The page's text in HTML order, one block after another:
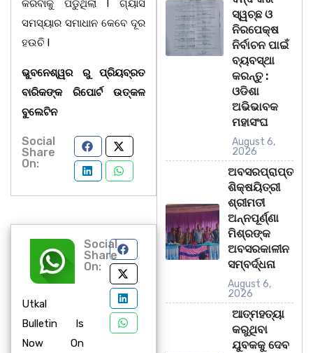
କରିବାକୁ ପଡୁଥିଲା l ଗ୍ୟାସ
ସମସ୍ୟାର ସମାଧାନ କେବେ ଦୂର
ହଉଚି l
ଭୁବନେଶ୍ୱର ରୁ ପ୍ରିୟବ୍ରତ
ବାରିକଙ୍କ ରିପୋର୍ଟ ଉତ୍କଳ
ବୁଲେଟିନ
Social
Share
On:
Utkal
Bulletin Is
Now On
Social
Share
On:
ସ୍ୱଚ୍ଛ ଓ
ନିରପେକ୍ଷ
ନିର୍ବାଚନ ପାଇଁ
ବ୍ୟବସ୍ଥା
କରନ୍ତୁ :
ଓଡିଶା
ଅଭିଭାବକ
ମହାସଂଘ
August 6,
2026
ଅବସରପ୍ରାପ୍ତ
ଶିକ୍ଷୟିତ୍ରୀ
ଶ୍ରୀମତୀ
ଅନ୍ନପୂର୍ଣ୍ଣା
ମିଶ୍ରଙ୍କ
ଅବସରକାଳୀନ
ସମ୍ବର୍ଦ୍ଧନା
August 6,
2026
ଆତ୍ମହତ୍ୟା
କରୁଥିବା
ଯୁବକକୁ ଦେବ